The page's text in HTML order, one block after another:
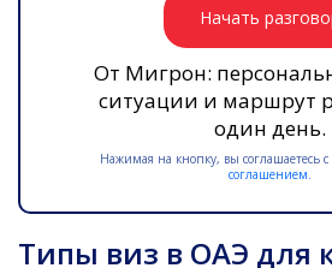
Начать
От Мигрон:
ситуации и маршрут
один день.
Нажимая на кнопку, вы соглашаетесь с
соглашением.
Типы виз в ОАЭ для